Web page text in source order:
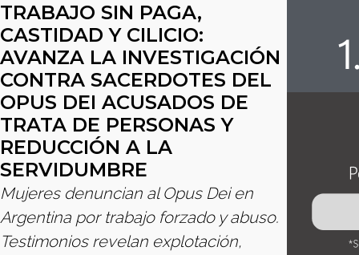
TRABAJO SIN PAGA,
CASTIDAD Y CILICIO:
AVANZA LA INVESTIGACIÓN
CONTRA SACERDOTES DEL
OPUS DEI ACUSADOS DE
TRATA DE PERSONAS Y
REDUCCIÓN A LA
SERVIDUMBRE
Mujeres denuncian al Opus Dei en
Argentina por trabajo forzado y abuso.
Testimonios revelan explotación,